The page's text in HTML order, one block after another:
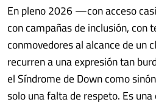
En pleno 2026 —con acceso
con campañas de inclusión, con
conmovedores al alcance de
recurren a una expresión tan
el Síndrome de Down como
solo una falta de respeto. Es